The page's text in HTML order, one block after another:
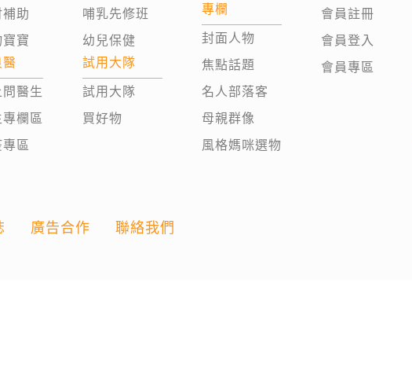
助
寶
醫
醫生
欄區
專區
哺乳先修班
幼兒保健
試用大隊
試用大隊
買好物
專欄
封面人物
焦點話題
名人部落客
母親群像
風格媽咪選物
會員註冊
會員登入
會員專區
廣告合作 聯絡我們